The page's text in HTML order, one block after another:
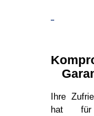
Ihre
hat